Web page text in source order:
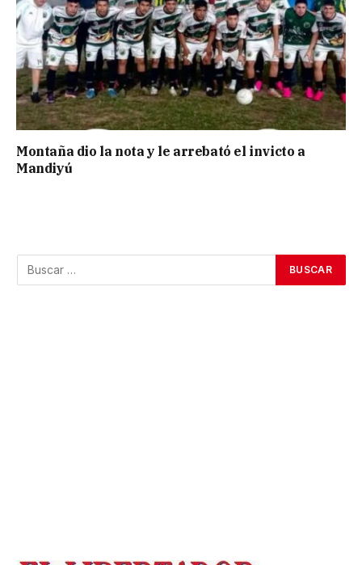
Montaña dio la nota y le arrebató el invicto a
Mandiyú